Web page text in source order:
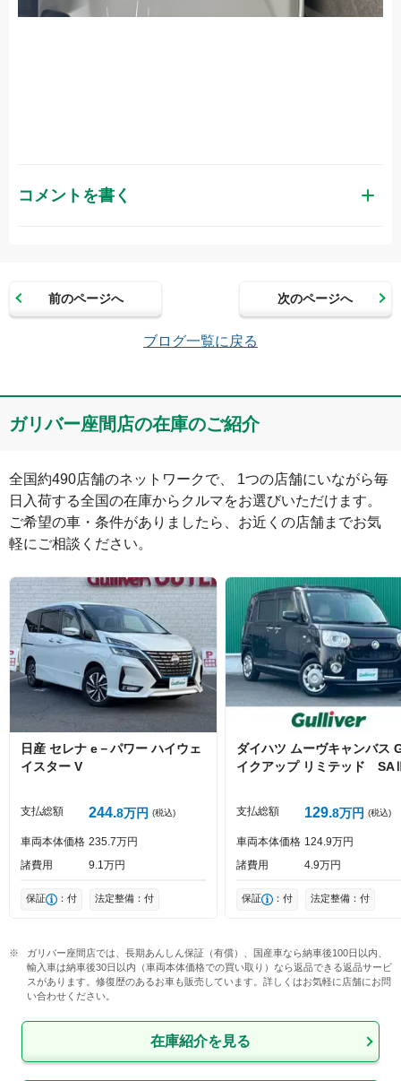
コメントを書く
メールアドレス（半角英数）
コメント
絵文字は投稿時に削除します 0文字/140文字
Captcha
前のページへ 次のページへ
ブログ一覧に戻る
ガリバー座間店の在庫のご紹介
全国約490店舗のネットワークで、 1つの店舗にいながら毎
日入荷する全国の在庫からクルマをお選びいただけます。
ご希望の車・条件がありましたら、お近くの店舗までお気
軽にご相談ください。
日産 セレナ e－パワー ハイウェ
イスター V
支払総額 244 8万円 (税込)
車両本体価格 235 7万円
諸費用
9 1万円
保証 ：付 法定整備：付
ダイハツ ムーヴキャンバス
イクアップ リミテッド
支払総額 129 8万円 (税込)
車両本体価格 124 9万円
諸費用
4 9万円
保証 ：付 法定整備：付
ガリバー座間店では、長期あんしん保証（有償）、国産車なら納車後100日以内、
輸入車は納車後30日以内（車両本体価格での買い取り）なら返品できる返品サービ
スがあります。修復歴のあるお車も販売しています。詳しくはお気軽に店舗にお問
い合わせください。
在庫紹介を見る